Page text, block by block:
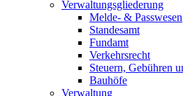
Verwaltungsgliederung
Melde- & Passwesen
Standesamt
Fundamt
Verkehrsrecht
Steuern, Gebühren
Bauhöfe
Verwaltung